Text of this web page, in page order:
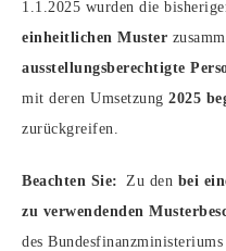
1.1.2025 wurden die
einheitlichen Muster
ausstellungsberechtigte
mit deren Umsetzung 2025
zurückgreifen.
Beachten Sie: Zu den bei
zu verwendenden
des